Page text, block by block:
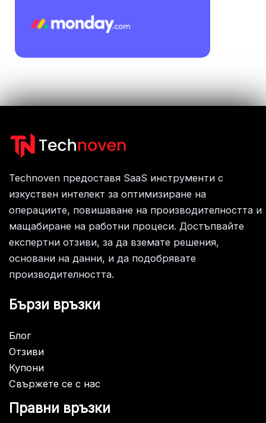
Technoven предоставя SaaS инструменти с
изкуствен интелект за оптимизиране на
операциите, повишаване на производителността и
мащабиране на работни процеси. Достъпвайте
експертни отзиви, за да вземате решения,
основани на данни, и да подобрявате
производителността.
Бързи връзки
Блог
Отзиви
Купони
Свържете се с нас
Правни връзки